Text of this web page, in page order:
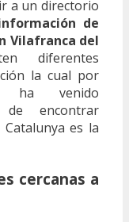
a un directorio
de
Vilafranca del
diferentes
la cual por
ha venido
encontrar
es la
cercanas a